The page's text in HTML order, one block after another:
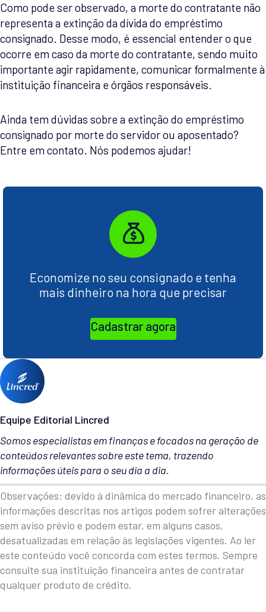
Como pode ser observado, a morte do contratante não
representa a extinção da dívida do empréstimo
consignado. Desse modo, é essencial entender o que
ocorre em caso da morte do contratante, sendo muito
importante agir rapidamente, comunicar formalmente à
instituição financeira e órgãos responsáveis.
Ainda tem dúvidas sobre a extinção do empréstimo
consignado por morte do servidor ou aposentado?
Entre em contato. Nós podemos ajudar!
Economize no seu consignado e tenha
mais dinheiro na hora que precisar
Cadastrar agora
Equipe Editorial Lincred
Somos especialistas em finanças e focados na geração de
conteúdos relevantes sobre este tema, trazendo
informações úteis para o seu dia a dia.
Observações: devido à dinâmica do mercado financeiro, as
informações descritas nos artigos podem sofrer alterações
sem aviso prévio e podem estar, em alguns casos,
desatualizadas em relação às legislações vigentes. Ao ler
este conteúdo você concorda com estes termos. Sempre
consulte sua instituição financeira antes de contratar
qualquer produto de crédito.